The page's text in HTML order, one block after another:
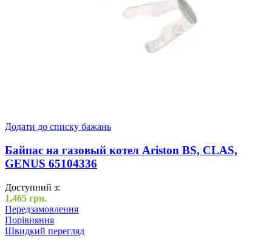
Додати до списку бажань
Байпас на газовый котел Ariston BS, CLAS,
GENUS 65104336
Доступний з:
1,465 грн.
Передзамовлення
Порівняння
Швидкий перегляд